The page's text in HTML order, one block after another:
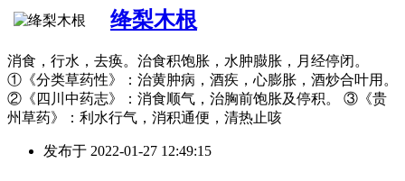
绛梨木根
消食，行水，去痪。治食积饱胀，水肿臌胀，月经停闭。
①《分类草药性》：治黄肿病，酒疾，心膨胀，酒炒合叶用。
②《四川中药志》：消食顺气，治胸前饱胀及停积。 ③《贵
州草药》：利水行气，消积通便，清热止咳
发布于 2022-01-27 12:49:15